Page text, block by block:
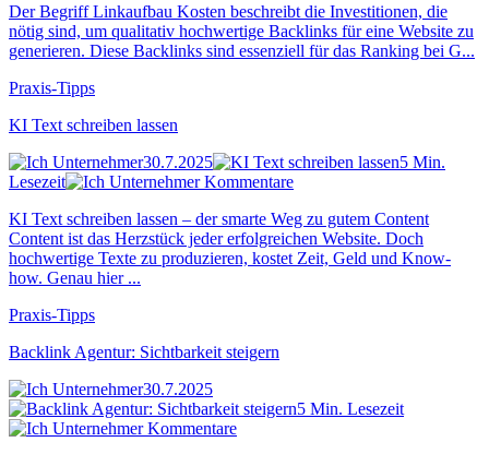
Der Begriff Linkaufbau Kosten beschreibt die Investitionen, die
nötig sind, um qualitativ hochwertige Backlinks für eine Website zu
generieren. Diese Backlinks sind essenziell für das Ranking bei G...
Praxis-Tipps
KI Text schreiben lassen
30.7.2025
5 Min.
Lesezeit
Kommentare
KI Text schreiben lassen – der smarte Weg zu gutem Content
Content ist das Herzstück jeder erfolgreichen Website. Doch
hochwertige Texte zu produzieren, kostet Zeit, Geld und Know-
how. Genau hier ...
Praxis-Tipps
Backlink Agentur: Sichtbarkeit steigern
30.7.2025
5 Min. Lesezeit
Kommentare